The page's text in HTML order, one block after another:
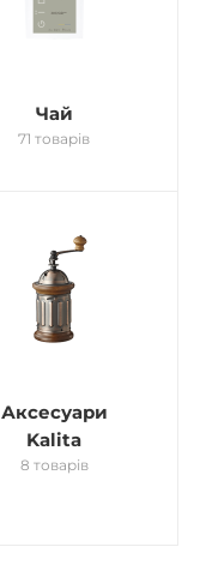
Чай
71 товарів
Аксесуари
Kalita
8 товарів